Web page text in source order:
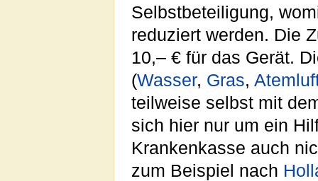
Selbstbeteiligung,
reduziert werden. Die
10,– € für das Gerät.
(Wasser, Gras,
teilweise selbst mit
sich hier nur um ein
Krankenkasse auch
zum Beispiel nach